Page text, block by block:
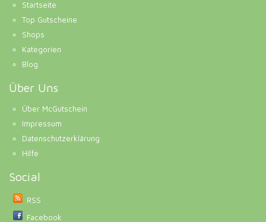
Startseite
Top Gutscheine
Shops
Kategorien
Blog
Über Uns
Über McGutschein
Impressum
Datenschutzerklärung
Hilfe
Social
RSS
Facebook